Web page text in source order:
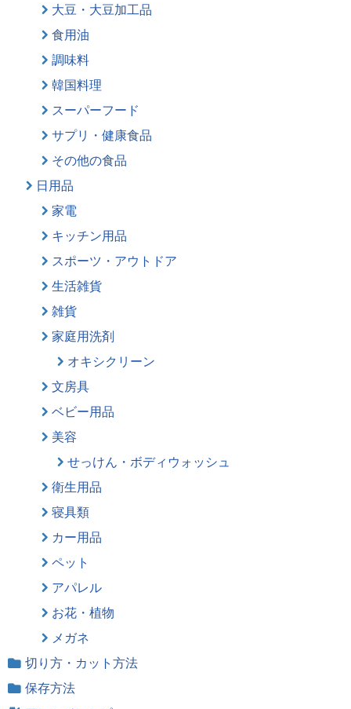
大豆・大豆加工品
食用油
調味料
韓国料理
スーパーフード
サプリ・健康食品
その他の食品
日用品
家電
キッチン用品
スポーツ・アウトドア
生活雑貨
雑貨
家庭用洗剤
オキシクリーン
文房具
ベビー用品
美容
せっけん・ボディウォッシュ
衛生用品
寝具類
カー用品
ペット
アパレル
お花・植物
メガネ
切り方・カット方法
保存方法